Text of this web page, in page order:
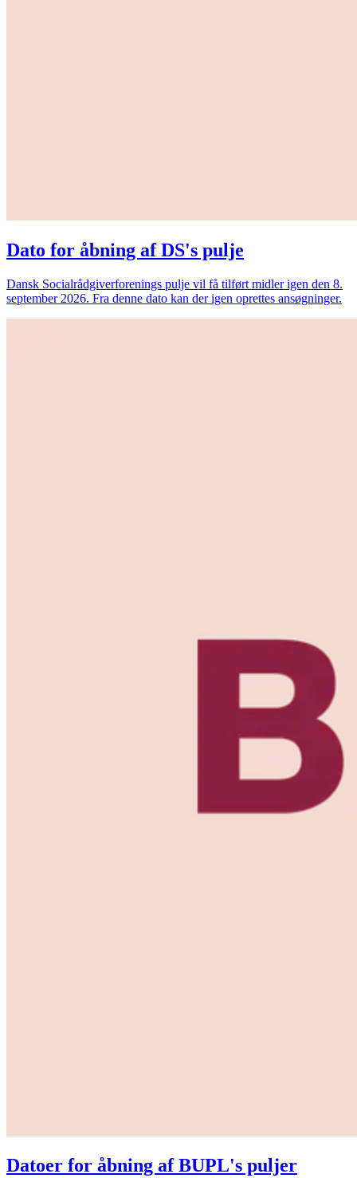
Dato for åbning af DS's pulje
Dansk Socialrådgiverforenings pulje vil få tilført midler igen den 8.
september 2026. Fra denne dato kan der igen oprettes ansøgninger.
Datoer for åbning af BUPL's puljer